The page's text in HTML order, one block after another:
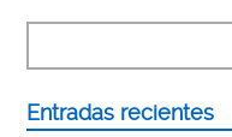
Entradas recientes